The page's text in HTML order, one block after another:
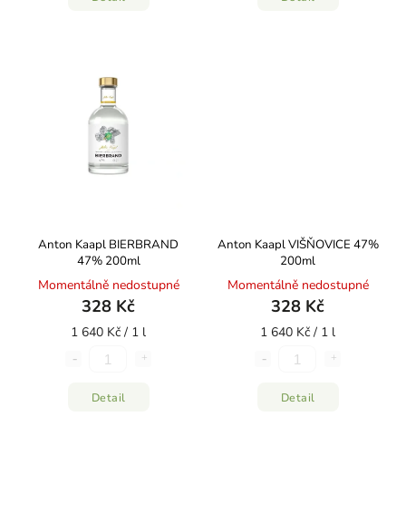
Anton Kaapl BIERBRAND
47% 200ml
Momentálně nedostupné
328 Kč
1 640 Kč / 1 l
Detail
Anton Kaapl VIŠŇOVICE 47%
200ml
Momentálně nedostupné
328 Kč
1 640 Kč / 1 l
Detail